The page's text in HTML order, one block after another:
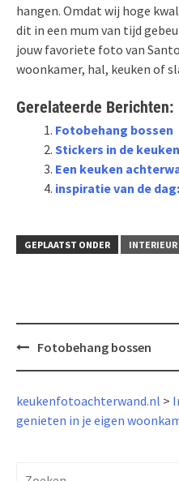
hangen. Omdat wij hoge
dit in een mum van tijd
jouw favoriete foto van
woonkamer, hal, keuken of
Gerelateerde Berichten:
Fotobehang bossen
Stickers in de keuken
Een keuken
inspiratie van de
GEPLAATST ONDER INTERIEUR
BerichtFotobehang bossen
keukenfotoachterwand.nl >
genieten in je eigen